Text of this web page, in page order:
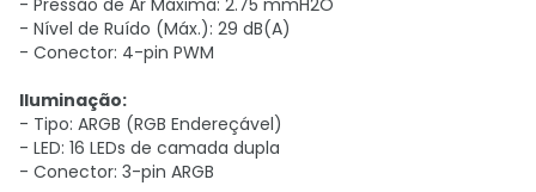
- Pressão de Ar Máxima: 2.75 mmH2O
- Nível de Ruído (Máx.): 29 dB(A)
- Conector: 4-pin PWM
Iluminação:
- Tipo: ARGB (RGB Endereçável)
- LED: 16 LEDs de camada dupla
- Conector: 3-pin ARGB